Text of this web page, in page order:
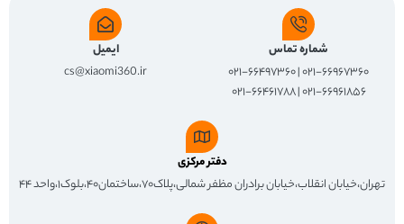
شماره تماس
۰۲۱-۶۶۹۶۷۳۶۰ | ۰۲۱-۶۶۴۹۷۳۶۰
۰۲۱-۶۶۹۶۱۸۵۶ | ۰۲۱-۶۶۴۶۱۷۸۸
ایمیل
cs@xiaomi360.ir
دفتر مرکزی
تهران،خیابان انقلاب،خیابان برادران مظفر شمالی،پلاک۷۰،ساختمان۴۰،بلوک۱،واحد ۴۴